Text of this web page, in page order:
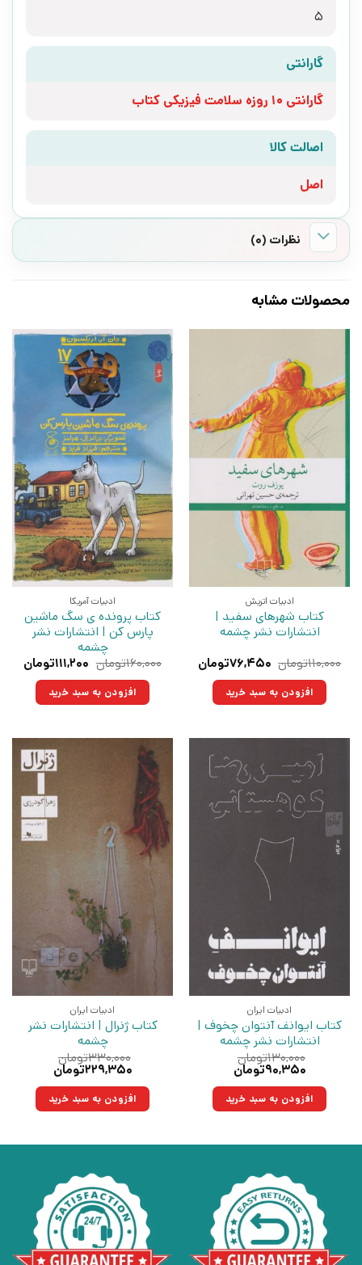
5
گارانتی
گارانتی 10 روزه سلامت فیزیکی کتاب
اصالت کالا
اصل
نظرات (0)
محصولات مشابه
ادبیات اتریش
کتاب شهرهای سفید |
انتشارات نشر چشمه
۱۱۰,۰۰۰تومان قیمت
۱۱۰,۰۰۰تومان
بود.
۷۶,۴۵۰تومان
افزودن به سبد خرید
ادبیات آمریکا
کتاب پرونده ی سگ ماشین
پارس کن | انتشارات نشر
چشمه
۱۶۰,۰۰۰تومان قیمت
۱۶۰,۰۰۰تومان
بود.
۱۱۱,۲۰۰تومان
افزودن به سبد خرید
ادبیات ایران
کتاب ایوانف آنتوان چخوف |
انتشارات نشر چشمه
۱۳۰,۰۰۰تومان
قیمت
۱۳۰,۰۰۰تومان
بود.
۹۰,۳۵۰تومان
۹۰,۳۵۰تومان.افزودن به سبد خرید
ادبیات ایران
کتاب ژنرال | انتشارات نشر
چشمه
۳۳۰,۰۰۰تومان
قیمت
۳۳۰,۰۰۰تومان
بود.
۲۲۹,۳۵۰تومان
۲۲۹,۳۵۰تومان.افزودن به سبد خرید